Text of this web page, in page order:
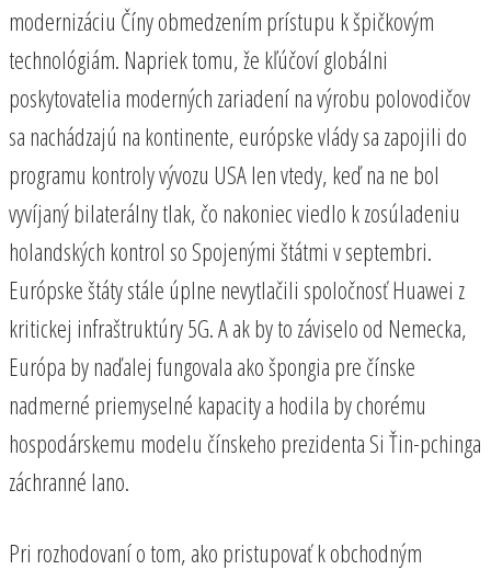
modernizáciu Číny obmedzením prístupu k špičkovým
technológiám. Napriek tomu, že kľúčoví globálni
poskytovatelia moderných zariadení na výrobu polovodičov
sa nachádzajú na kontinente, európske vlády sa zapojili do
programu kontroly vývozu USA len vtedy, keď na ne bol
vyvíjaný bilaterálny tlak, čo nakoniec viedlo k zosúladeniu
holandských kontrol so Spojenými štátmi v septembri.
Európske štáty stále úplne nevytlačili spoločnosť Huawei z
kritickej infraštruktúry 5G. A ak by to záviselo od Nemecka,
Európa by naďalej fungovala ako špongia pre čínske
nadmerné priemyselné kapacity a hodila by chorému
hospodárskemu modelu čínskeho prezidenta Si Ťin-pchinga
záchranné lano.
Pri rozhodovaní o tom, ako pristupovať k obchodným